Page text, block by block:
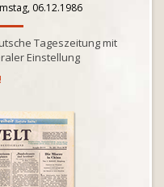
06.12.1986
Tageszeitung mit
Einstellung